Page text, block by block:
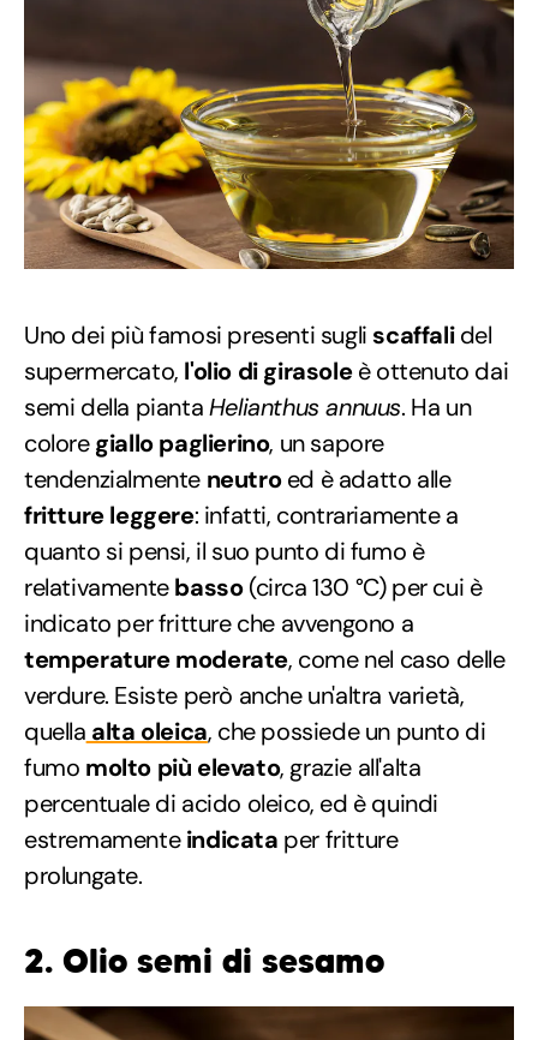
Uno dei più famosi presenti sugli scaffalidel
supermercato, l'olio di girasoleè ottenuto dai
semi della piantaHelianthus annuus. Ha un
coloregiallo paglierino, un sapore
tendenzialmente neutroed è adatto alle
fritture leggere: infatti, contrariamente a
quanto si pensi, il suo punto di fumo è
relativamentebasso(circa 130 °C) per cui è
indicato per fritture che avvengono a
temperature moderate, come nel caso delle
verdure. Esiste però anche un'altra varietà,
quella alta oleica, che possiede un punto di
fumo molto più elevato, grazie all'alta
percentuale di acido oleico, ed è quindi
estremamenteindicata per fritture
prolungate.
2. Olio semi di sesamo